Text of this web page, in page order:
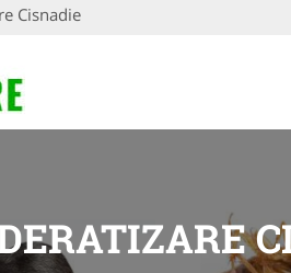
Cisnadie